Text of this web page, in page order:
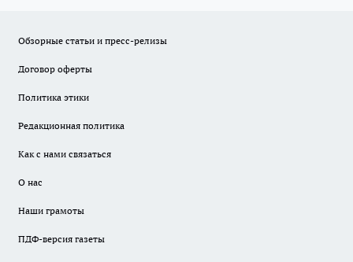
Обзорные статьи и пресс-релизы
Договор оферты
Политика этики
Редакционная политика
Как с нами связаться
О нас
Наши грамоты
ПДФ-версия газеты